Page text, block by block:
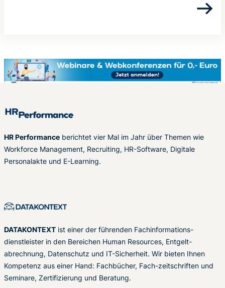
HR Performance berichtet vier Mal im Jahr über Themen wie
Workforce Management, Recruiting, HR-Software, Digitale
Personalakte und E-Learning.
DATAKONTEXT ist einer der führenden Fachinformations-
dienstleister in den Bereichen Human Resources, Entgelt-
abrechnung, Datenschutz und IT-Sicherheit. Wir bieten Ihnen
Kompetenz aus einer Hand: Fachbücher, Fach-zeitschriften und
Seminare, Zertifizierung und Beratung.